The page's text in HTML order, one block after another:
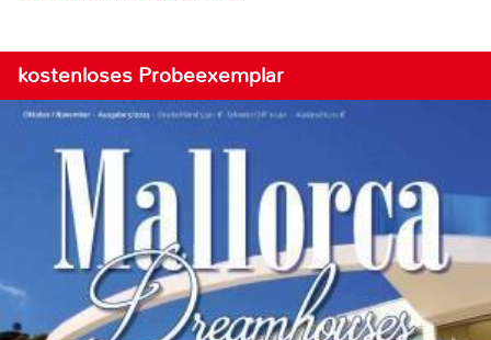
kostenloses Probeexemplar